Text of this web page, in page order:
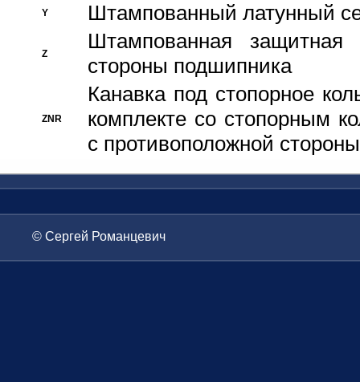
Y Штампованный латунный
Z
Штампованная
стороны подшипника
ZNR
Канавка под стопорное
комплекте со стопорным
с противоположной стороны
© Сергей Романцевич